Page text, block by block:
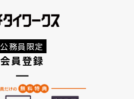
公務員限定
会員登録